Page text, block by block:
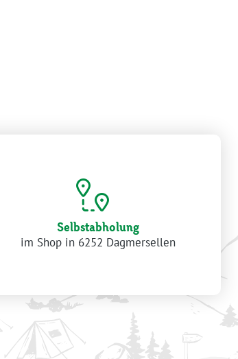
Selbstabholung
im Shop in 6252 Dagmersellen